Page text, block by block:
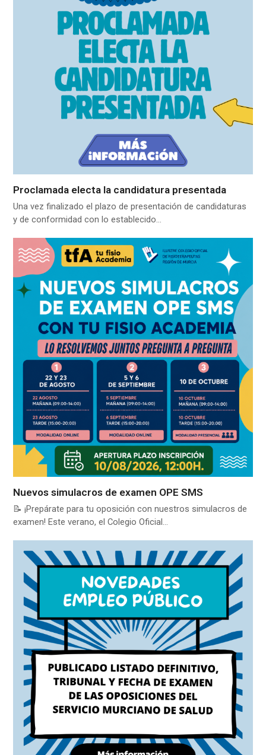
Proclamada electa la candidatura presentada
Una vez finalizado el plazo de presentación de candidaturas
y de conformidad con lo establecido…
Nuevos simulacros de examen OPE SMS
📝 ¡Prepárate para tu oposición con nuestros simulacros de
examen! Este verano, el Colegio Oficial…